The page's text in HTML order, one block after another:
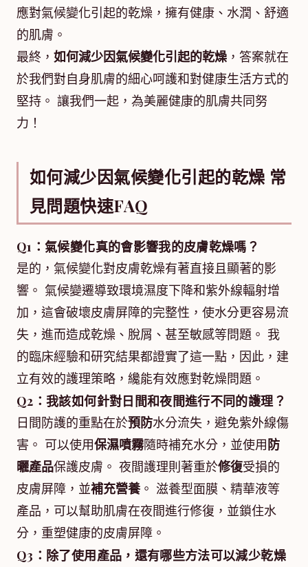
應對氣候變化引起的乾燥，擁有健康、水潤、舒適
的肌膚。
最終， 如何減少因氣候變化引起的乾燥 ，答案就在
於我們對自身肌膚的細心呵護和對健康生活方式的
堅持。 讓我們一起，為美麗健康的肌膚共同努
力！
如何減少因氣候變化引起的乾燥 常
見問題快速FAQ
Q1：氣候變化真的會影響我的皮膚乾燥嗎？
是的，氣候變化對皮膚乾燥有著直接且顯著的影
響。 氣候變遷導致環境濕度下降和紫外線輻射增
加，這會破壞皮膚屏障的完整性，使水分更容易流
失，進而造成乾燥、脫屑、甚至敏感等問題。 我
的臨床經驗和研究結果都證實了這一點，因此，建
立有效的護理策略，纔能有效應對乾燥問題。
Q2：我該如何針對日間和夜間進行不同的護理？
日間防護的重點在於預防水分流失，避免紫外線傷
害。 可以使用保濕噴霧隨時補充水分，並使用 防
曬產品保護皮膚。 夜間護理則著重於修復受損的
皮膚屏障，並補充營養。 滋養型面膜、精華液等
產品，可以幫助肌膚在夜間進行修復，並鎖住水
分，重塑健康的皮膚屏障。
Q3：除了使用產品，還有哪些方法可以減少乾燥